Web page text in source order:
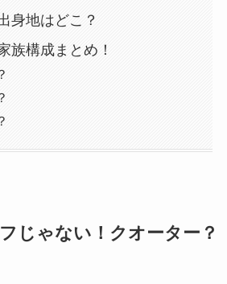
身地はどこ？
族構成まとめ！
じゃない！クオーター？